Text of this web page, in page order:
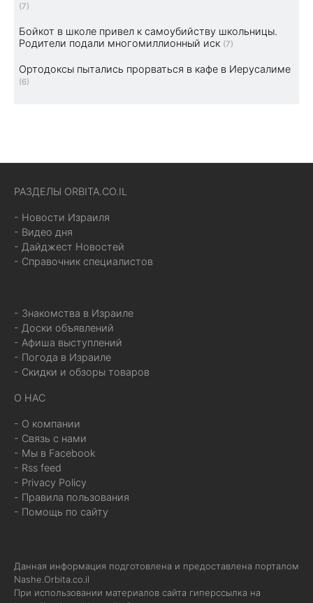
(7)
Бойкот в школе привел к самоубийству школьницы.
Родители подали многомиллионный иск (7)
Ортодоксы пытались прорваться в кафе в Иерусалиме
(6)
РАЗДЕЛЫ ORBITA.CO.IL
- Новости Израиля
- Видео дня
- Дайджест Новостей
- Справочник специалистов
- Знакомства в Израиле
- Доски объявлений
- Афиша выступлений
- Погода в Израиле
- Скидки и обзоры товаров
О НАС
- О компании
- Связь с нами
- Мы в Facebook
- Rss feed
- Privacy Policy
- Правила пользования
- Помощь по сайту
Данная информация подготовлена и предоставлена порталом
Nashe.Orbita.co.il
При использовании материалов сайта гиперссылка на